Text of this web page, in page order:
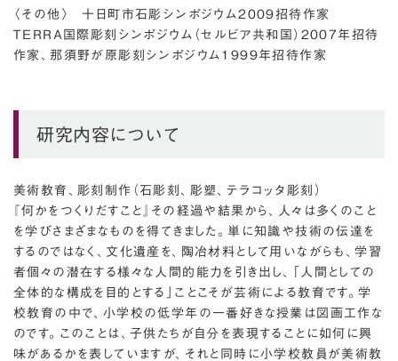
〈その他〉 十日町市石彫シンポジウム2009招待作家
ＴＥＲＲＡ国際彫刻シンポジウム（セルビア共和国）2007年招待
作家、那須野が原彫刻シンポジウム1999年招待作家
研究内容について
美術教育、彫刻制作（石彫刻、彫塑、テラコッタ彫刻）
『何かをつくりだすこと』その経過や結果から、人々は多くのこと
を学びさまざまなものを得てきました。単に知識や技術の伝達を
するのではなく、文化遺産を、陶冶材料として用いながらも、学習
者個々の潜在する様々な人間的能力を引き出し、「人間としての
全体的な構成を目的とする」ことこそが芸術による教育です。学
校教育の中で、小学校の低学年の一番好きな授業は図画工作な
のです。このことは、子供たちが自分を表現することに如何に興
味があるかを表していますが、それと同時に小学校教員が美術教